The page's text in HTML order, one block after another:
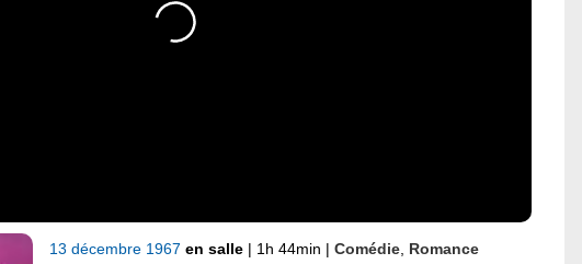
13 décembre 1967 en salle | 1h 44min | Comédie Romance